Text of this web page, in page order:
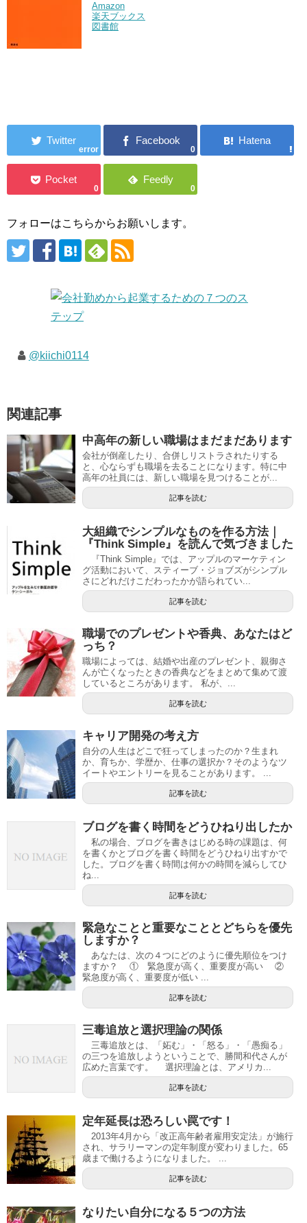
Amazon
楽天ブックス
図書館
error 0
0 0
フォローはこちらからお願いします。
@kiichi0114
関連記事
中高年の新しい職場はまだまだあります
会社が倒産したり、合併しリストラされたりする
と、心ならずも職場を去ることになります。特に中
高年の社員には、新しい職場を見つけることが...
記事を読む
大組織でシンプルなものを作る方法｜
『Think Simple』を読んで気づきました
『Think Simple』では、アップルのマーケティン
グ活動において、スティーブ・ジョブズがシンプル
さにどれだけこだわったかが語られてい...
記事を読む
職場でのプレゼントや香典、あなたはど
っち？
職場によっては、結婚や出産のプレゼント、親御さ
んが亡くなったときの香典などをまとめて集めて渡
しているところがあります。 私が、...
記事を読む
キャリア開発の考え方
自分の人生はどこで狂ってしまったのか？生まれ
か、育ちか、学歴か、仕事の選択か？そのようなツ
イートやエントリーを見ることがあります。 ...
記事を読む
ブログを書く時間をどうひねり出したか
私の場合、ブログを書きはじめる時の課題は、何
を書くかとブログを書く時間をどうひねり出すかで
した。ブログを書く時間は何かの時間を減らしてひ
ね...
記事を読む
緊急なことと重要なこととどちらを優先
しますか？
あなたは、次の４つにどのように優先順位をつけ
ますか？ ① 緊急度が高く、重要度が高い ②
緊急度が高く、重要度が低い ...
記事を読む
三毒追放と選択理論の関係
三毒追放とは、「妬む」・「怒る」・「愚痴る」
の三つを追放しようということで、勝間和代さんが
広めた言葉です。 選択理論とは、アメリカ...
記事を読む
定年延長は恐ろしい罠です！
2013年4月から「改正高年齢者雇用安定法」が施行
され、サラリーマンの定年制度が変わりました。65
歳まで働けるようになりました。 ...
記事を読む
なりたい自分になる５つの方法